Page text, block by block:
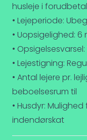
husleje i
• Lejeperiode:
• Uopsigelighed: 6
•
• Lejestigning:
• Antal lejere pr.
beboelsesrum til
• Husdyr:
indendørskat